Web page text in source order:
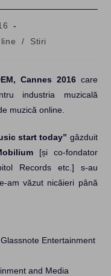
/ Stiri
Cannes 2016care
industria muzicală
muzică online.
start today” găzduit
[și co-fondator
Records etc.] s-au
am văzut nicăieri până
Entertainment
and Media